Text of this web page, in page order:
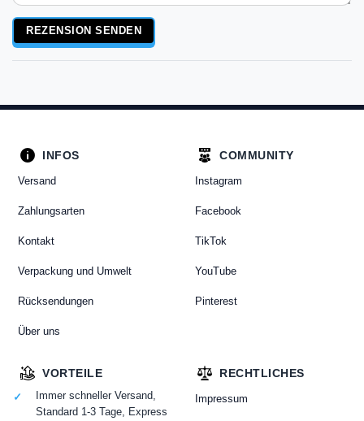
REZENSION SENDEN
INFOS
Versand
Zahlungsarten
Kontakt
Verpackung und Umwelt
Rücksendungen
Über uns
COMMUNITY
Instagram
Facebook
TikTok
YouTube
Pinterest
RECHTLICHES
Impressum
VORTEILE
Immer schneller Versand,
Standard 1-3 Tage, Express